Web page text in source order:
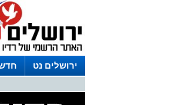
ירושלים נט